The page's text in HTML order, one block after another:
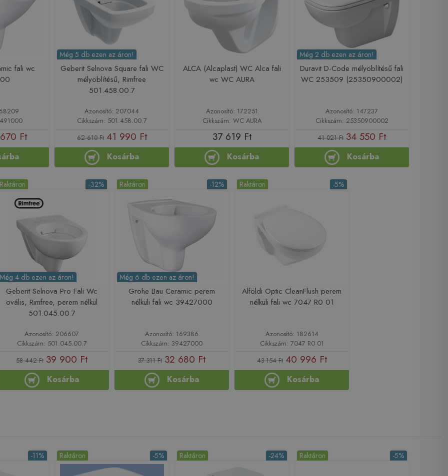
fali wc
Ft
Még 5 db ezen az áron!
Geberit Selnova Square fali WC
mélyöblítésű, Rimfree
501.458.00.7
Azonosító: 207044
Cikkszám: 501.458.00.7
62 610 Ft 41 990 Ft
Kosárba
ALCA (Alcaplast) WC Alca fali
wc WC AURA
Azonosító: 172251
Cikkszám: WC AURA
37 619 Ft
Kosárba
Még 2 db ezen az áron!
Duravit D-Code mélyöblítésű fali
WC 253509 (25350900002)
Azonosító: 147237
Cikkszám: 25350900002
41 021 Ft 34 550 Ft
Kosárba
-32%
Raktáron
Még 4 db ezen az áron!
Geberit Selnova Pro Fali Wc
ovális, Rimfree, perem nélkül
501.045.00.7
Azonosító: 206607
Cikkszám: 501.045.00.7
58 442 Ft 39 900 Ft
Kosárba
-12%
Raktáron
Még 6 db ezen az áron!
Grohe Bau Ceramic perem
nélküli fali wc 39427000
Azonosító: 169386
Cikkszám: 39427000
37 311 Ft 32 680 Ft
Kosárba
-5%
Raktáron
Alföldi Optic CleanFlush perem
nélküli fali wc 7047 R0 01
Azonosító: 182614
Cikkszám: 7047 R0 01
43 154 Ft 40 996 Ft
Kosárba
-11% -5%
Raktáron -24%
Raktáron -5%
Raktáron